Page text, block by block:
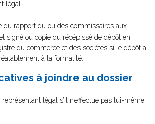
légal
du rapport du ou des commissaires aux
signé ou copie du récépissé de dépôt en
du commerce et des sociétés si le dépôt a
à la formalité.
à joindre au dossier
représentant légal s’il n’effectue pas lui-même